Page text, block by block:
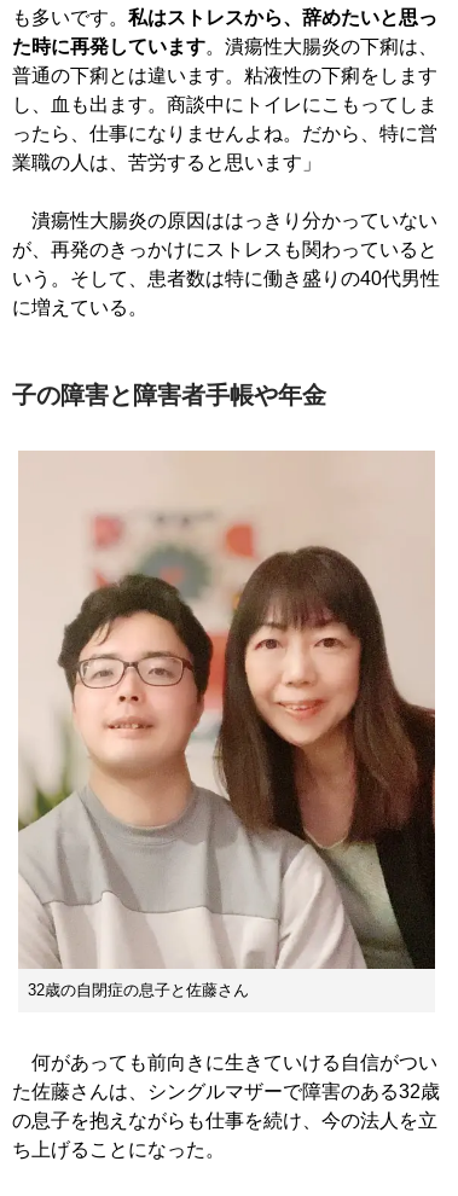
も多いです。 私はストレスから、辞めたいと思っ
た時に再発しています。潰瘍性大腸炎の下痢は、
普通の下痢とは違います。粘液性の下痢をします
し、血も出ます。商談中にトイレにこもってしま
ったら、仕事になりませんよね。だから、特に営
業職の人は、苦労すると思います」
潰瘍性大腸炎の原因ははっきり分かっていない
が、再発のきっかけにストレスも関わっていると
いう。そして、患者数は特に働き盛りの40代男性
に増えている。
子の障害と障害者手帳や年金
32歳の自閉症の息子と佐藤さん
何があっても前向きに生きていける自信がつい
た佐藤さんは、シングルマザーで障害のある32歳
の息子を抱えながらも仕事を続け、今の法人を立
ち上げることになった。